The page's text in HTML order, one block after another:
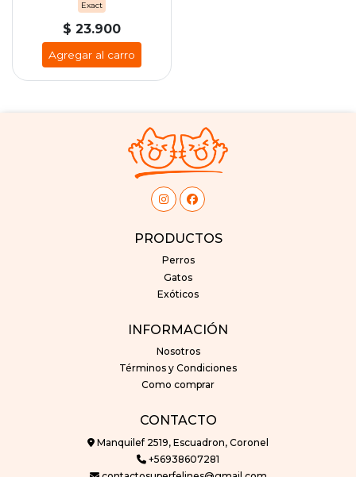
Exact
$ 23.900
Agregar al carro
PRODUCTOS
Perros
Gatos
Exóticos
INFORMACIÓN
Nosotros
Términos y Condiciones
Como comprar
CONTACTO
Manquilef 2519, Escuadron, Coronel
+56938607281